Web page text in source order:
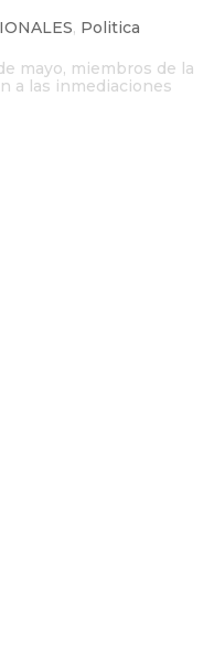
, Politica
mayo, miembros de la
a las inmediaciones